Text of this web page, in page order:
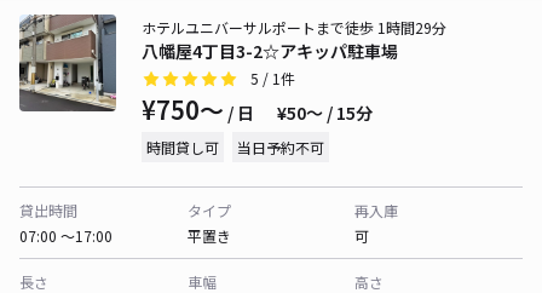
八幡屋4丁目3-2☆アキッパ駐車場
ホテルユニバーサルポートまで徒歩 1時間29分
5 / 1件
¥750〜 / 日 ¥50〜 / 15分
時間貸し可 当日予約不可
貸出時間
07:00 〜17:00
タイプ
平置き
再入庫
可
長さ
車幅
高さ